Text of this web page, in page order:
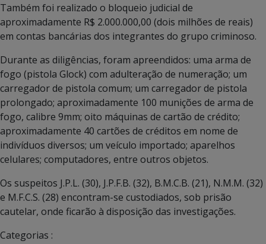
Também foi realizado o bloqueio judicial de
aproximadamente R$ 2.000.000,00 (dois milhões de reais)
em contas bancárias dos integrantes do grupo criminoso.
Durante as diligências, foram apreendidos: uma arma de
fogo (pistola Glock) com adulteração de numeração; um
carregador de pistola comum; um carregador de pistola
prolongado; aproximadamente 100 munições de arma de
fogo, calibre 9mm; oito máquinas de cartão de crédito;
aproximadamente 40 cartões de créditos em nome de
indivíduos diversos; um veículo importado; aparelhos
celulares; computadores, entre outros objetos.
Os suspeitos J.P.L. (30), J.P.F.B. (32), B.M.C.B. (21), N.M.M. (32)
e M.F.C.S. (28) encontram-se custodiados, sob prisão
cautelar, onde ficarão à disposição das investigações.
Categorias :